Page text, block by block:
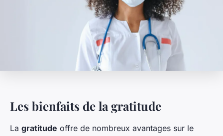
Les bienfaits de la gratitude
La gratitude offre de nombreux avantages sur le